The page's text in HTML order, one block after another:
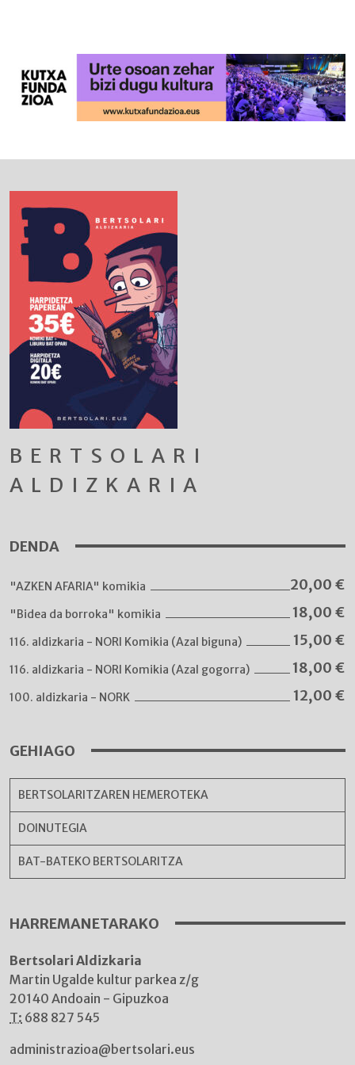
BERTSOLARI
ALDIZKARIA
DENDA
"AZKEN AFARIA" komikia 20,00 €
"Bidea da borroka" komikia 18,00 €
116. aldizkaria - NORI Komikia (Azal biguna) 15,00 €
116. aldizkaria - NORI Komikia (Azal gogorra) 18,00 €
100. aldizkaria - NORK 12,00 €
GEHIAGO
BERTSOLARITZAREN HEMEROTEKA
DOINUTEGIA
BAT-BATEKO BERTSOLARITZA
HARREMANETARAKO
Bertsolari Aldizkaria
Martin Ugalde kultur parkea z/g
20140 Andoain - Gipuzkoa
T: 688 827 545
administrazioa@bertsolari.eus